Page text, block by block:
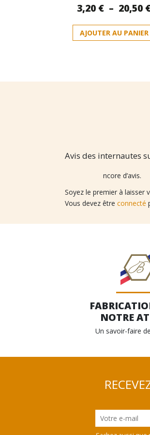
0
sur
3,20 € – 20,50
AJOUTER AU PANIER
Avis des internautes
Il n’y a pas encore d’avis.
Soyez le premier à laisser
Vous devez être connecté
NOTRE
Un savoir-faire